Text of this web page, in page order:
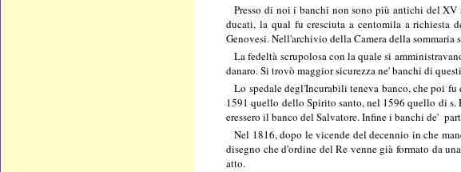
Presso di noi i banchi non sono più antichi del
ducati, la qual fu cresciuta a centomila a richiesta
Genovesi. Nell'archivio della Camera della
La fedeltà scrupolosa con la quale si
danaro. Si trovò maggior sicurezza ne' banchi di
Lo spedale degl'Incurabili teneva banco, che poi
1591 quello dello Spirito santo, nel 1596 quello di
eressero il banco del Salvatore. Infine i banchi de'
Nel 1816, dopo le vicende del decennio in che
disegno che d'ordine del Re venne già formato da
atto.